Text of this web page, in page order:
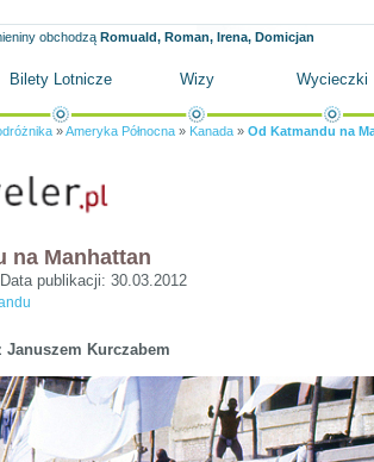
obchodzą Romuald, Roman, Irena, Domicjan
Bilety Lotnicze Wizy Wycieczki
»Ameryka Północna » Kanada » Od Katmandu na
na Manhattan
Data publikacji: 30.03.2012
Kurczabem